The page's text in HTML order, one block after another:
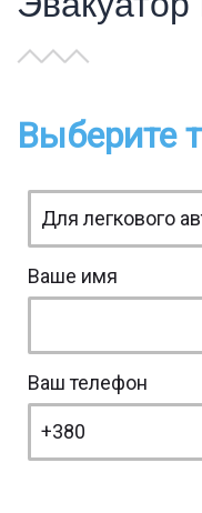
Выберите
Ваше имя
Ваш телефон